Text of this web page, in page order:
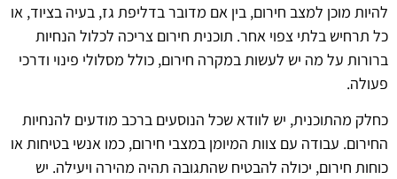
להיות מוכן למצב חירום, בין אם מדובר בדליפת גז, בעיה בציוד, או
כל תרחיש בלתי צפוי אחר. תוכנית חירום צריכה לכלול הנחיות
ברורות על מה יש לעשות במקרה חירום, כולל מסלולי פינוי ודרכי
פעולה.
כחלק מהתוכנית, יש לוודא שכל הנוסעים ברכב מודעים להנחיות
החירום. עבודה עם צוות המיומן במצבי חירום, כמו אנשי בטיחות או
כוחות חירום, יכולה להבטיח שהתגובה תהיה מהירה ויעילה. יש